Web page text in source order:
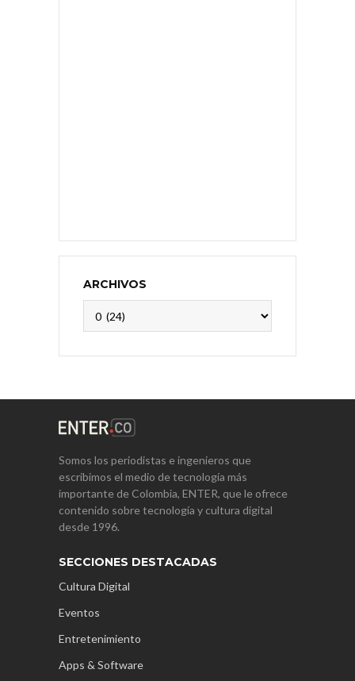
ARCHIVOS
Somos los periodistas e ingenieros que
escribimos el medio de tecnología más
importante de Colombia, ENTER, que le ofrece
contenido sobre tecnología y cultura digital
desde 1996.
SECCIONES DESTACADAS
Cultura Digital
Eventos
Entretenimiento
Apps & Software